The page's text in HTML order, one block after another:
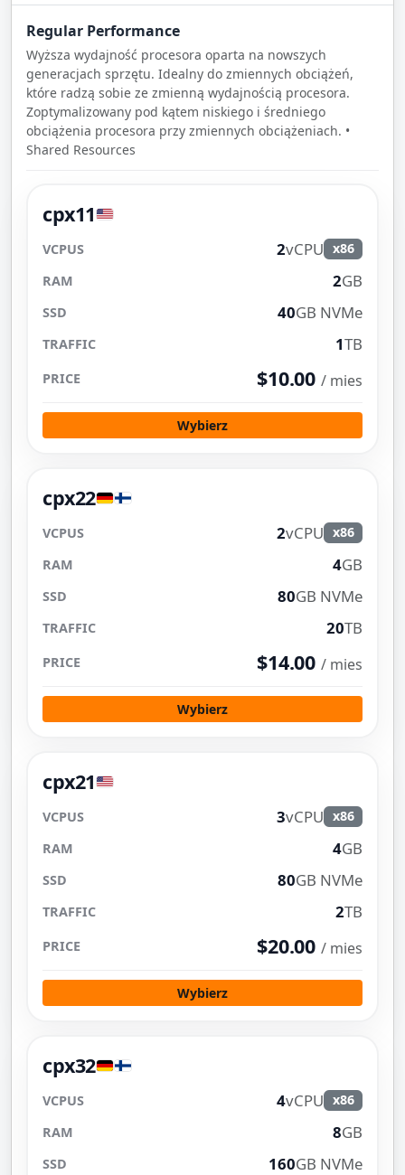
Regular Performance
Wyższa wydajność procesora oparta na nowszych
generacjach sprzętu. Idealny do zmiennych obciążeń,
które radzą sobie ze zmienną wydajnością procesora.
Zoptymalizowany pod kątem niskiego i średniego
obciążenia procesora przy zmiennych obciążeniach. •
Shared Resources
cpx11
2vCPU x86
2GB
40GB NVMe
1TB
$10.00 / mies
Wybierz
cpx22
2vCPU x86
4GB
80GB NVMe
20TB
$14.00 / mies
Wybierz
cpx21
3vCPU x86
4GB
80GB NVMe
2TB
$20.00 / mies
Wybierz
cpx32
4vCPU x86
8GB
160GB NVMe